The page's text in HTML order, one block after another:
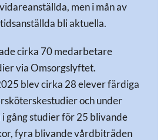
men i mån av
bli aktuella.
cirka 70 medarbetare
via Omsorgslyftet.
blev cirka 28 elever färdiga
och under
i gång studier för 25 blivande
fyra blivande vårdbiträden